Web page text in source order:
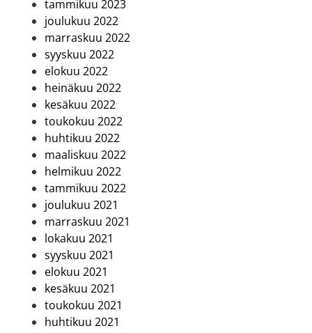
tammikuu 2023
joulukuu 2022
marraskuu 2022
syyskuu 2022
elokuu 2022
heinäkuu 2022
kesäkuu 2022
toukokuu 2022
huhtikuu 2022
maaliskuu 2022
helmikuu 2022
tammikuu 2022
joulukuu 2021
marraskuu 2021
lokakuu 2021
syyskuu 2021
elokuu 2021
kesäkuu 2021
toukokuu 2021
huhtikuu 2021